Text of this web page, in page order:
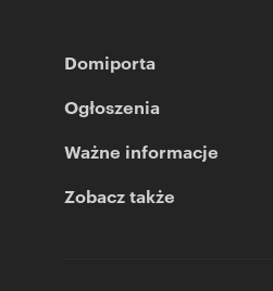
Domiporta
Ogłoszenia
Ważne informacje
Zobacz także